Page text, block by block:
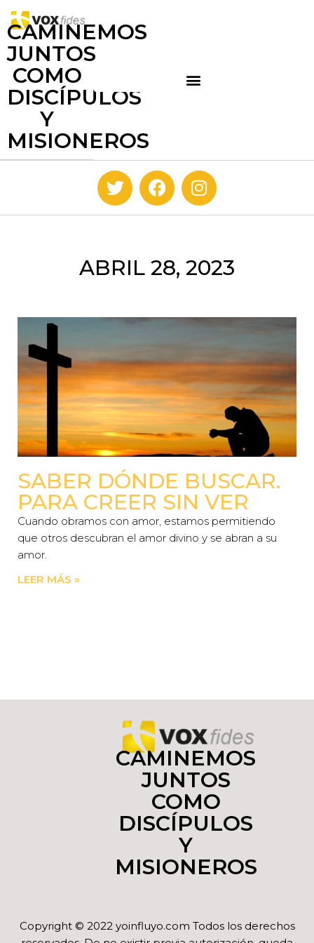
CAMINEMOS
JUNTOS
COMO
DISCÍPULOS
Y
MISIONEROS
ABRIL 28, 2023
SABER DÓNDE BUSCAR.
PARA CREER SIN VER
Cuando obramos con amor, estamos permitiendo
que otros descubran el amor divino y se abran a su
amor.
LEER MÁS »
CAMINEMOS
JUNTOS
COMO
DISCÍPULOS
Y
MISIONEROS
Copyright © 2022 yoinfluyo.com Todos los derechos